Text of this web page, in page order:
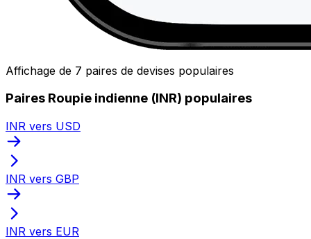
Affichage de 7 paires de devises populaires
Paires Roupie indienne (INR) populaires
INR vers USD
INR vers GBP
INR vers EUR